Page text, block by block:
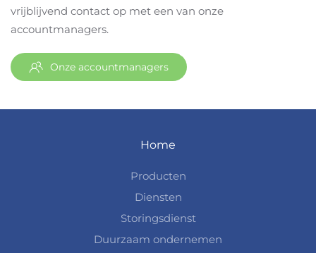
vrijblijvend contact op met een van onze
accountmanagers.
Onze accountmanagers
Home
Producten
Diensten
Storingsdienst
Duurzaam ondernemen